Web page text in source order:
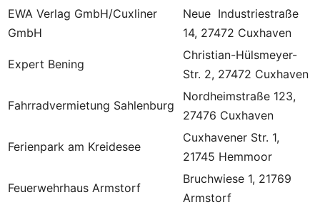
EWA Verlag GmbH/Cuxliner
GmbH
Neue Industriestraße
14, 27472 Cuxhaven
Expert Bening
Christian-Hülsmeyer-
Str. 2, 27472 Cuxhaven
Fahrradvermietung Sahlenburg
Nordheimstraße 123,
27476 Cuxhaven
Ferienpark am Kreidesee
Cuxhavener Str. 1,
21745 Hemmoor
Feuerwehrhaus Armstorf
Bruchwiese 1, 21769
Armstorf